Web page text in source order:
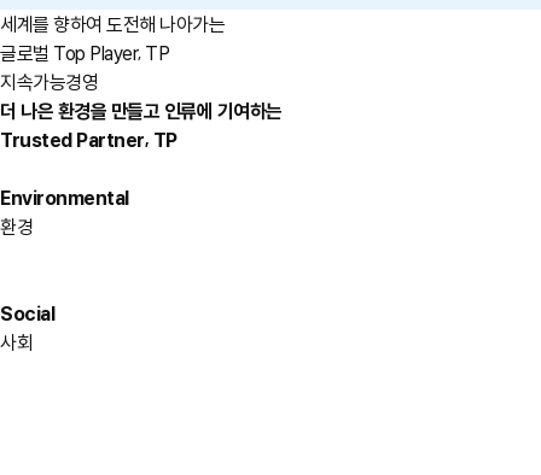
세계를 향하여 도전해 나아가는
글로벌 Top Player,TP
지속가능경영
더 나은 환경을 만들고 인류에 기여하는
Trusted Partner, TP
Environmental
환경
Social
사회